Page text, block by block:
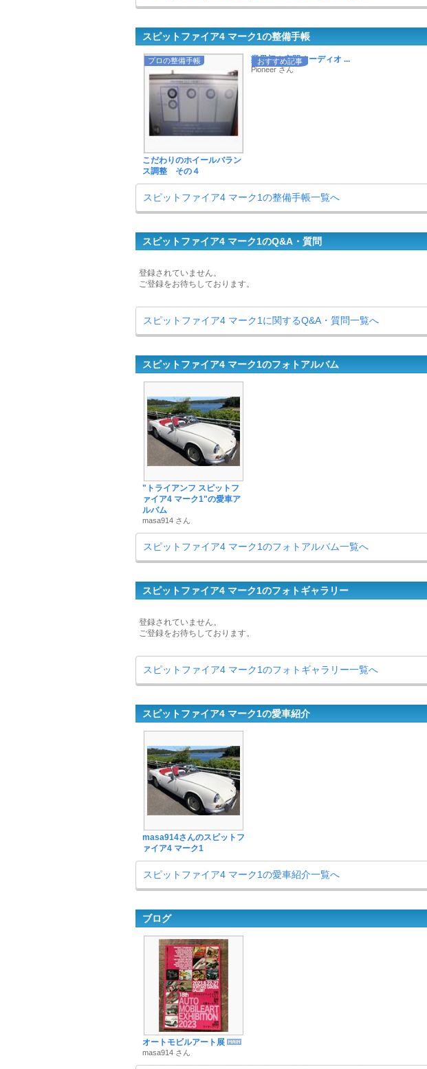
スピットファイア4 マーク1の整備手帳
プロの整備手帳
こだわりのホイールバラン
ス調整 その４
おすすめ記事
業界初！空間オーディオ ...
Pioneer さん
スピットファイア4 マーク1の整備手帳一覧へ
スピットファイア4 マーク1のQ&A・質問
登録されていません。
ご登録をお待ちしております。
スピットファイア4 マーク1に関するQ&A・質問一覧へ
スピットファイア4 マーク1のフォトアルバム
"トライアンフ スピットフ
ァイア4 マーク1"の愛車ア
ルバム
masa914 さん
スピットファイア4 マーク1のフォトアルバム一覧へ
スピットファイア4 マーク1のフォトギャラリー
登録されていません。
ご登録をお待ちしております。
スピットファイア4 マーク1のフォトギャラリー一覧へ
スピットファイア4 マーク1の愛車紹介
masa914さんのスピットフ
ァイア4 マーク1
スピットファイア4 マーク1の愛車紹介一覧へ
ブログ
オートモビルアート展
masa914 さん